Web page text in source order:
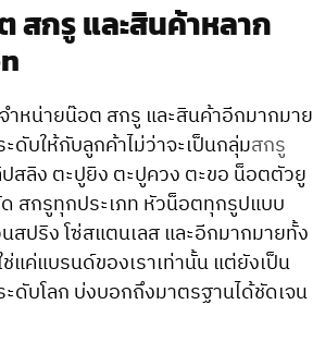
สกรู และสินค้าหลาก
หน่ายน๊อต สกรู และสินค้าอีกมากมาย
ดับให้กับลูกค้าไม่ว่าจะเป็นกลุ่มสกรู
สลิง ตะปูยิง ตะปูควง ตะขอ น็อตตัวยู
สกรูทุกประเภท หัวน็อตทุกรูปแบบ
สปริง โซ่สแตนเลส และอีกมากมายทั้ง
แค่แบรนด์ของเราเท่านั้น แต่ยังเป็น
ดับโลก บ่งบอกถึงมาตรฐานได้ชัดเจน